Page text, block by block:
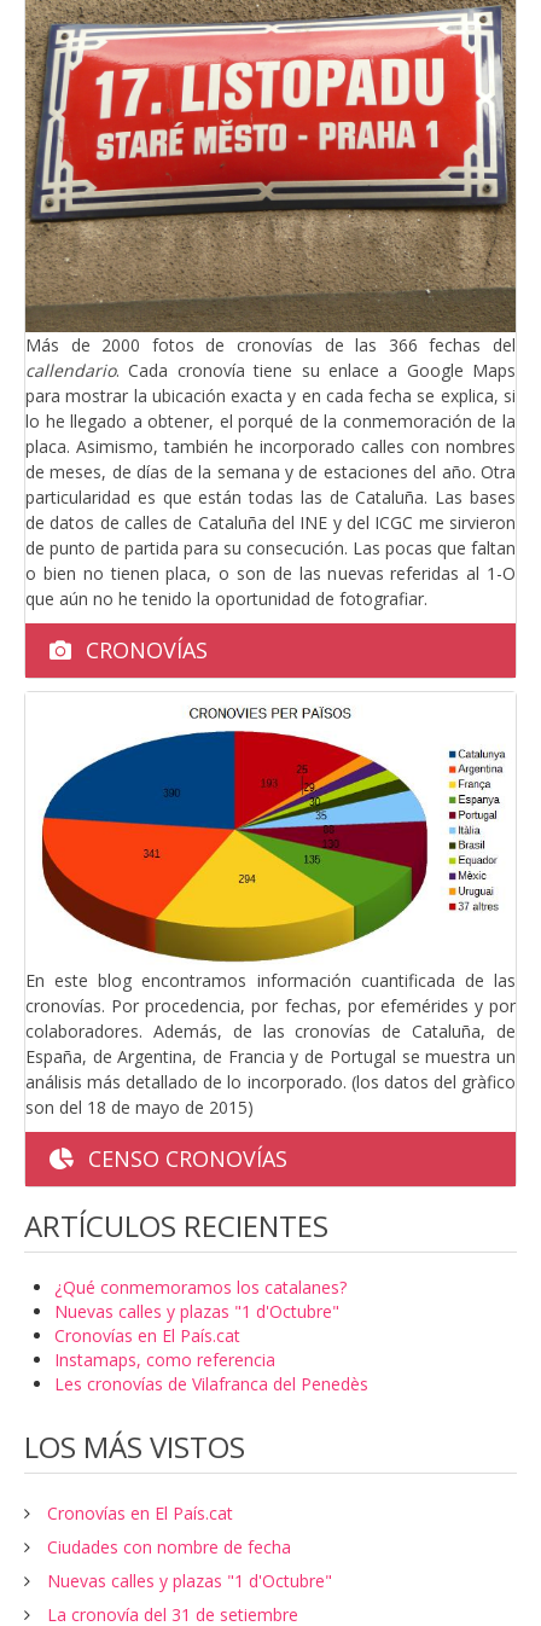
Más de 2000 fotos de cronovías de las 366 fechas del
callendario. Cada cronovía tiene su enlace a Google Maps
para mostrar la ubicación exacta y en cada fecha se explica, si
lo he llegado a obtener, el porqué de la conmemoración de la
placa. Asimismo, también he incorporado calles con nombres
de meses, de días de la semana y de estaciones del año. Otra
particularidad es que están todas las de Cataluña. Las bases
de datos de calles de Cataluña del INE y del ICGC me sirvieron
de punto de partida para su consecución. Las pocas que faltan
o bien no tienen placa, o son de las nuevas referidas al 1-O
que aún no he tenido la oportunidad de fotografiar.
CRONOVÍAS
En este blog encontramos información cuantificada de las
cronovías. Por procedencia, por fechas, por efemérides y por
colaboradores. Además, de las cronovías de Cataluña, de
España, de Argentina, de Francia y de Portugal se muestra un
análisis más detallado de lo incorporado. (los datos del gràfico
son del 18 de mayo de 2015)
CENSO CRONOVÍAS
ARTÍCULOS RECIENTES
¿Qué conmemoramos los catalanes?
Nuevas calles y plazas "1 d'Octubre"
Cronovías en El País.cat
Instamaps, como referencia
Les cronovías de Vilafranca del Penedès
LOS MÁS VISTOS
Cronovías en El País.cat
Ciudades con nombre de fecha
Nuevas calles y plazas "1 d'Octubre"
La cronovía del 31 de setiembre